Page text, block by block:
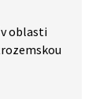
oblasti